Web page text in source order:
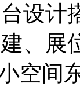
设计
、展
空间